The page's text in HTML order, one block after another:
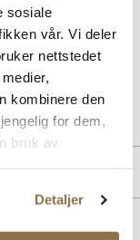
sosiale
vår. Vi deler
nettstedet
kombinere den
for dem,
bruk av
Detaljer
som kan
Myk og